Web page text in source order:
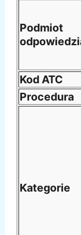
Podmiot
Kod ATC
Procedura
Kategorie